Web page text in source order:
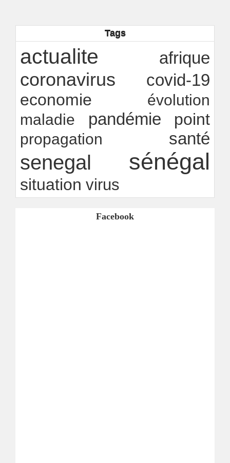
citoyenne ?
Ndakhté M. GAYE
Observatoire des finances locales - Obfiloc :
transparence locale, impact national
26/07/2026 -Ndakhté M. GAYE
Tags
actualite afrique
coronavirus covid-19
economie
évolution
maladie
pandémie point
propagation santé
senegal sénégal
situation virus
Facebook